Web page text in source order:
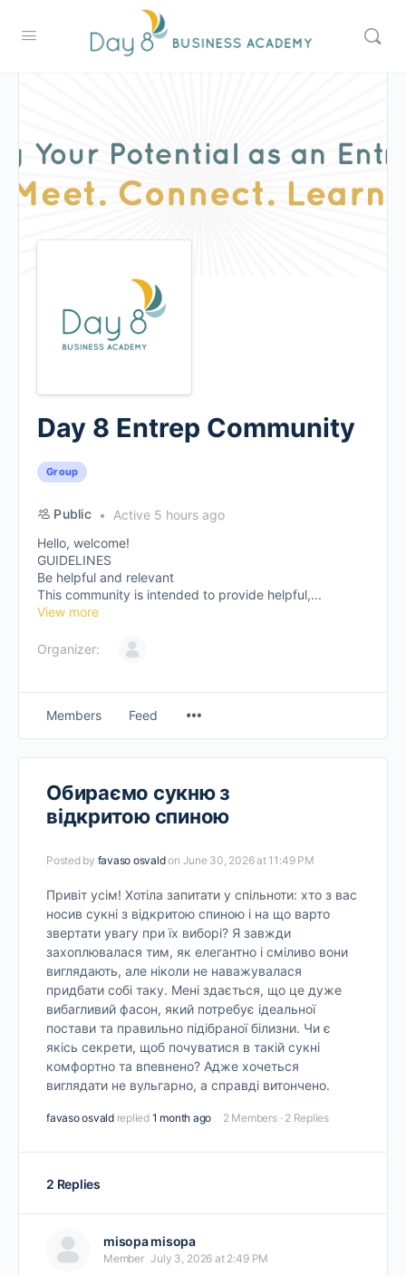
Day 8 Entrep Community
Group
Public
Active 5 hours ago
Hello, welcome!
GUIDELINES
Be helpful and relevant
This community is intended to provide helpful,...
View more
Organizer:
Members Feed
Обираємо сукню з
відкритою спиною
Posted by favaso osvaldon June 30, 2026 at 11:49 PM
Привіт усім! Хотіла запитати у спільноти: хто з вас
носив сукні з відкритою спиною і на що варто
звертати увагу при їх виборі? Я завжди
захоплювалася тим, як елегантно і сміливо вони
виглядають, але ніколи не наважувалася
придбати собі таку. Мені здається, що це дуже
вибагливий фасон, який потребує ідеальної
постави та правильно підібраної білизни. Чи є
якісь секрети, щоб почуватися в такій сукні
комфортно та впевнено? Адже хочеться
виглядати не вульгарно, а справді витончено.
favaso osvald replied 1 month ago 2 Members · 2 Replies
2 Replies
misopa misopa
Member July 3, 2026 at 2:49 PM